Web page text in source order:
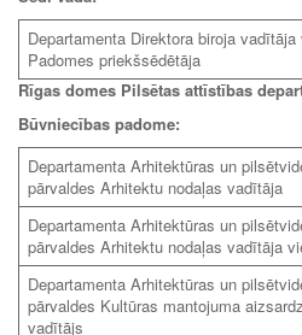
Departamenta Direktora biroja
Padomes priekšsēdētāja
Rīgas domes Pilsētas attīstības
Būvniecības padome:
Departamenta Arhitektūras un
pārvaldes Arhitektu nodaļas vadītāja
Departamenta Arhitektūras un
pārvaldes Arhitektu nodaļas vadītāja
Departamenta Arhitektūras un
pārvaldes Kultūras mantojuma
vadītājs